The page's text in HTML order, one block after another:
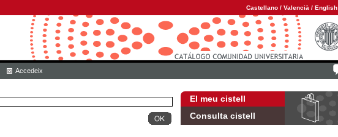
Castellano / Valencià / English
Accedeix
El meu cistell
Consulta cistell